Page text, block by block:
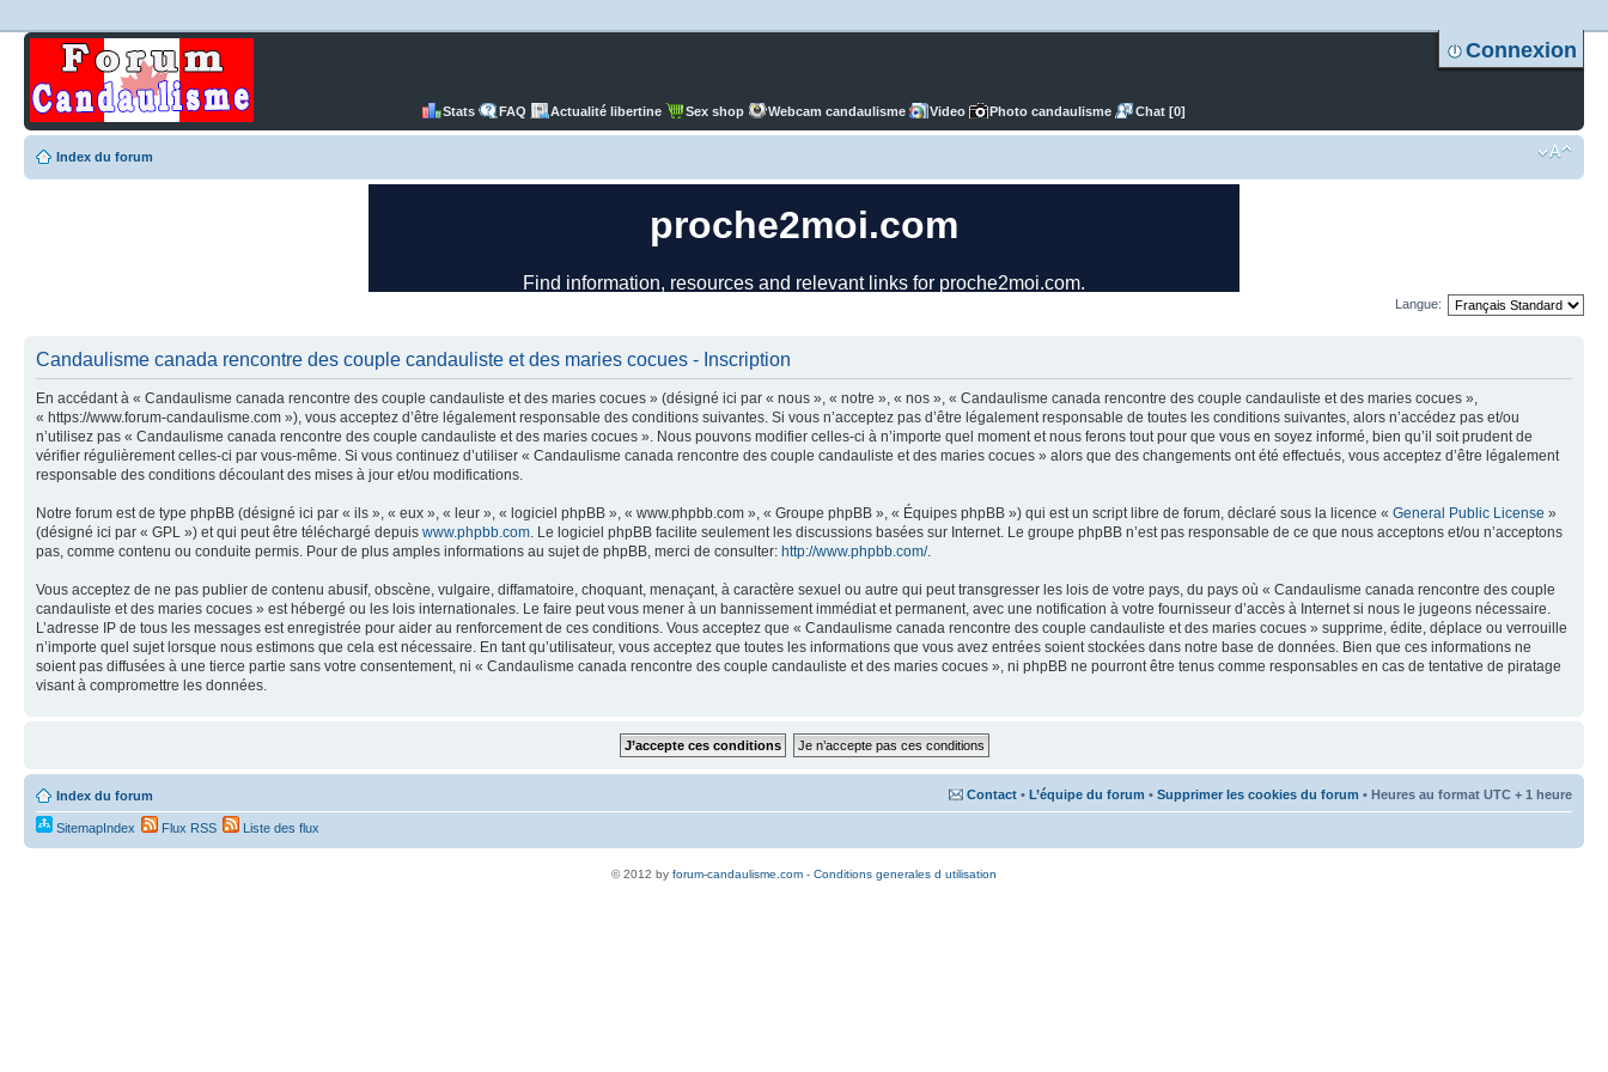
Connexion
Stats FAQ Actualité libertine Sex shop Webcam candaulisme Video Photo candaulisme Chat [0]
Index du forum
Langue:
Candaulisme canada rencontre des couple candauliste et des maries cocues - Inscription
En accédant à « Candaulisme canada rencontre des couple candauliste et des maries cocues » (désigné ici par « nous », « notre », « nos », « Candaulisme canada rencontre des couple candauliste et des maries cocues »,
« https://www.forum-candaulisme.com »), vous acceptez d’être légalement responsable des conditions suivantes. Si vous n’acceptez pas d’être légalement responsable de toutes les conditions suivantes, alors n’accédez pas et/ou
n’utilisez pas « Candaulisme canada rencontre des couple candauliste et des maries cocues ». Nous pouvons modifier celles-ci à n’importe quel moment et nous ferons tout pour que vous en soyez informé, bien qu’il soit prudent de
vérifier régulièrement celles-ci par vous-même. Si vous continuez d’utiliser « Candaulisme canada rencontre des couple candauliste et des maries cocues » alors que des changements ont été effectués, vous acceptez d’être légalement
responsable des conditions découlant des mises à jour et/ou modifications.
Notre forum est de type phpBB (désigné ici par « ils », « eux », « leur », « logiciel phpBB », « www.phpbb.com », « Groupe phpBB », « Équipes phpBB ») qui est un script libre de forum, déclaré sous la licence « General Public License »
(désigné ici par « GPL ») et qui peut être téléchargé depuis www.phpbb.com . Le logiciel phpBB facilite seulement les discussions basées sur Internet. Le groupe phpBB n’est pas responsable de ce que nous acceptons et/ou n’acceptons
pas, comme contenu ou conduite permis. Pour de plus amples informations au sujet de phpBB, merci de consulter: http://www.phpbb.com/.
Vous acceptez de ne pas publier de contenu abusif, obscène, vulgaire, diffamatoire, choquant, menaçant, à caractère sexuel ou autre qui peut transgresser les lois de votre pays, du pays où « Candaulisme canada rencontre des couple
candauliste et des maries cocues » est hébergé ou les lois internationales. Le faire peut vous mener à un bannissement immédiat et permanent, avec une notification à votre fournisseur d’accès à Internet si nous le jugeons nécessaire.
L’adresse IP de tous les messages est enregistrée pour aider au renforcement de ces conditions. Vous acceptez que « Candaulisme canada rencontre des couple candauliste et des maries cocues » supprime, édite, déplace ou verrouille
n’importe quel sujet lorsque nous estimons que cela est nécessaire. En tant qu’utilisateur, vous acceptez que toutes les informations que vous avez entrées soient stockées dans notre base de données. Bien que ces informations ne
soient pas diffusées à une tierce partie sans votre consentement, ni « Candaulisme canada rencontre des couple candauliste et des maries cocues », ni phpBB ne pourront être tenus comme responsables en cas de tentative de piratage
visant à compromettre les données.
Index du forum Contact • L’équipe du forum • Supprimer les cookies du forum • Heures au format UTC + 1 heure
SitemapIndex Flux RSS Liste des flux
© 2012 by forum-candaulisme.com - Conditions generales d utilisation